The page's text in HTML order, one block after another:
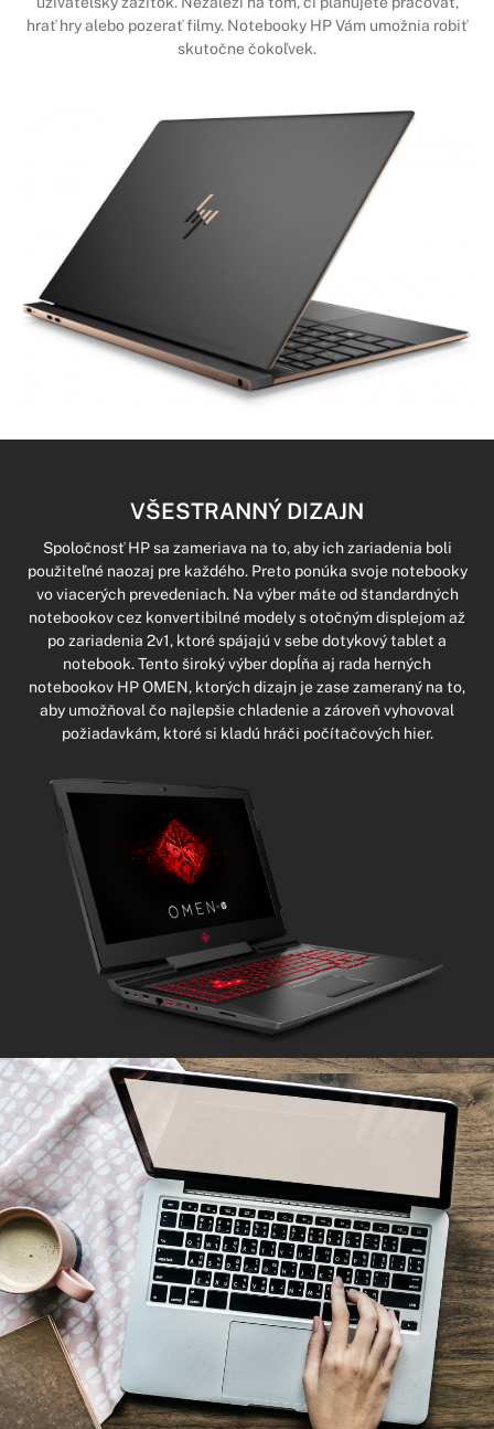
hrať hry alebo pozerať filmy. Notebooky HP Vám umožnia robiť
skutočne čokoľvek.
VŠESTRANNÝ DIZAJN
Spoločnosť HP sa zameriava na to, aby ich zariadenia boli
použiteľné naozaj pre každého. Preto ponúka svoje notebooky
vo viacerých prevedeniach. Na výber máte od štandardných
notebookov cez konvertibilné modely s otočným displejom až
po zariadenia 2v1, ktoré spájajú v sebe dotykový tablet a
notebook. Tento široký výber dopĺňa aj rada herných
notebookov HP OMEN, ktorých dizajn je zase zameraný na to,
aby umožňoval čo najlepšie chladenie a zároveň vyhovoval
požiadavkám, ktoré si kladú hráči počítačových hier.